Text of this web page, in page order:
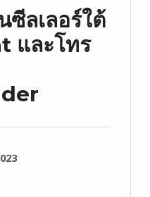
ลเลอร์ใต้
และโทร